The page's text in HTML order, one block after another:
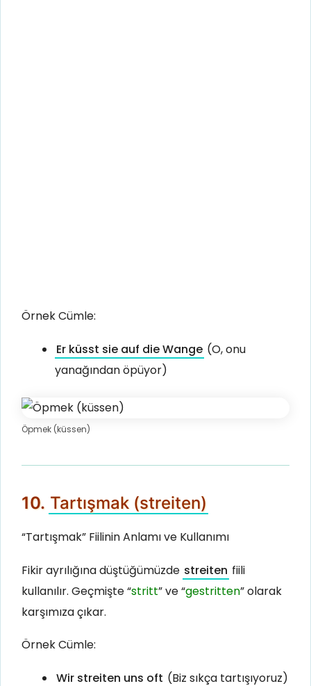
Örnek Cümle:
Er küsst sie auf die Wange (O, onu
yanağından öpüyor)
Öpmek (küssen)
10. Tartışmak (streiten)
“Tartışmak” Fiilinin Anlamı ve Kullanımı
Fikir ayrılığına düştüğümüzde streiten fiili
kullanılır. Geçmişte “stritt” ve “gestritten” olarak
karşımıza çıkar.
Örnek Cümle:
Wir streiten uns oft (Biz sıkça tartışıyoruz)